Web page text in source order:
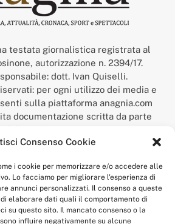
Consenso Cookie
i cookie per memorizzare e/o accedere alle
Lo facciamo per migliorare l'esperienza di
annunci personalizzati. Il consenso a queste
elaborare dati quali il comportamento di
su questo sito. Il mancato consenso o la
influire negativamente su alcune
testata giornalistica registrata al
autorizzazione n. 2394/17.
dott. Ivan Quiselli.
per ogni utilizzo dei media e
sulla piattaforma anagnia.com
documentazione scritta da parte
della redazione.
registrato presso l’Ufficio Italiano
Economico,
del 9 febbraio 2017.
redazione@anagnia.com